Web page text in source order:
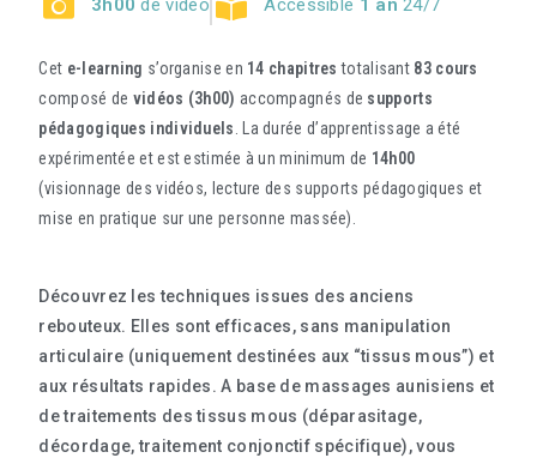
3h00 de vidéo Accessible 1 an 24/7
Cet e-learning s’organise en 14 chapitres totalisant 83 cours
composé de vidéos (3h00) accompagnés de supports
pédagogiques individuels
. La durée d’apprentissage a été
expérimentée et est estimée à un minimum de 14h00
(visionnage des vidéos, lecture des supports pédagogiques et
mise en pratique sur une personne massée).
Découvrez les techniques issues des anciens
rebouteux. Elles sont efficaces, sans manipulation
articulaire (uniquement destinées aux “tissus mous”) et
aux résultats rapides. A base de massages aunisiens et
de traitements des tissus mous (déparasitage,
décordage, traitement conjonctif spécifique), vous